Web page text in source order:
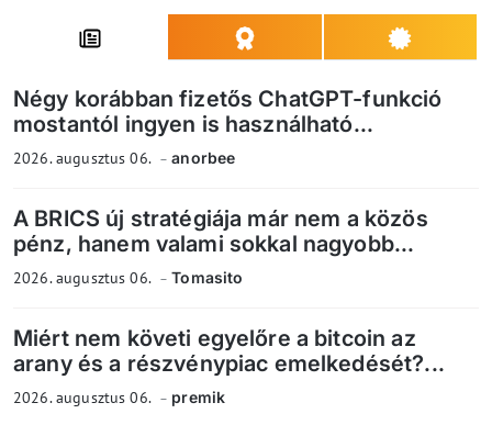
Négy korábban fizetős ChatGPT-funkció
mostantól ingyen is használható...
2026. augusztus 06. anorbee
A BRICS új stratégiája már nem a közös
pénz, hanem valami sokkal nagyobb...
2026. augusztus 06. Tomasito
Miért nem követi egyelőre a bitcoin az
arany és a részvénypiac emelkedését?...
2026. augusztus 06. premik